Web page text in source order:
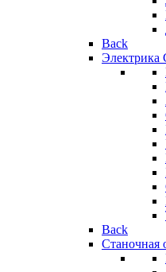
Back
Электрика
Back
Станочная